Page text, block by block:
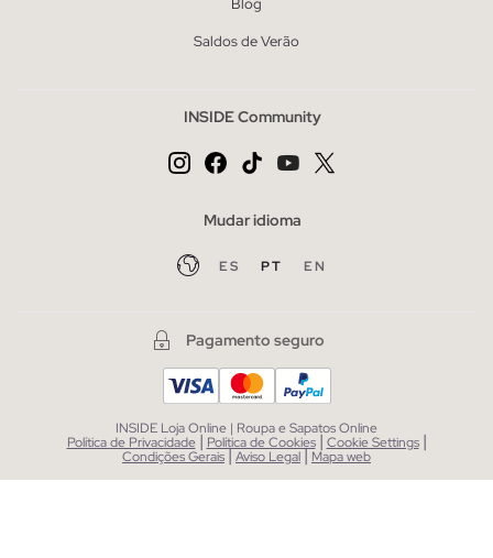
Blog
Saldos de Verão
INSIDE Community
Mudar idioma
ES PT EN
Pagamento seguro
INSIDE Loja Online | Roupa e Sapatos Online
Política de Privacidade | Política de Cookies | Cookie Settings |
Condições Gerais|Aviso Legal| Mapa web